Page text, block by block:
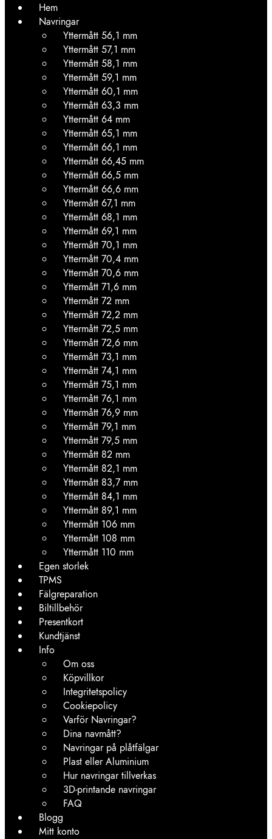
Hem
Navringar
Yttermått 56,1 mm
Yttermått 57,1 mm
Yttermått 58,1 mm
Yttermått 59,1 mm
Yttermått 60,1 mm
Yttermått 63,3 mm
Yttermått 64 mm
Yttermått 65,1 mm
Yttermått 66,1 mm
Yttermått 66,45 mm
Yttermått 66,5 mm
Yttermått 66,6 mm
Yttermått 67,1 mm
Yttermått 68,1 mm
Yttermått 69,1 mm
Yttermått 70,1 mm
Yttermått 70,4 mm
Yttermått 70,6 mm
Yttermått 71,6 mm
Yttermått 72 mm
Yttermått 72,2 mm
Yttermått 72,5 mm
Yttermått 72,6 mm
Yttermått 73,1 mm
Yttermått 74,1 mm
Yttermått 75,1 mm
Yttermått 76,1 mm
Yttermått 76,9 mm
Yttermått 79,1 mm
Yttermått 79,5 mm
Yttermått 82 mm
Yttermått 82,1 mm
Yttermått 83,7 mm
Yttermått 84,1 mm
Yttermått 89,1 mm
Yttermått 106 mm
Yttermått 108 mm
Yttermått 110 mm
Egen storlek
TPMS
Fälgreparation
Biltillbehör
Presentkort
Kundtjänst
Info
Om oss
Köpvillkor
Integritetspolicy
Cookiepolicy
Varför Navringar?
Dina navmått?
Navringar på plåtfälgar
Plast eller Aluminium
Hur navringar tillverkas
3D-printande navringar
FAQ
Blogg
Mitt konto